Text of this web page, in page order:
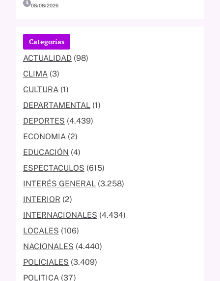
08/08/2026
Categorías
ACTUALIDAD (98)
CLIMA (3)
CULTURA (1)
DEPARTAMENTAL (1)
DEPORTES (4.439)
ECONOMIA (2)
EDUCACIÓN (4)
ESPECTACULOS (615)
INTERÉS GENERAL (3.258)
INTERIOR (2)
INTERNACIONALES (4.434)
LOCALES (106)
NACIONALES (4.440)
POLICIALES (3.409)
POLITICA (37)